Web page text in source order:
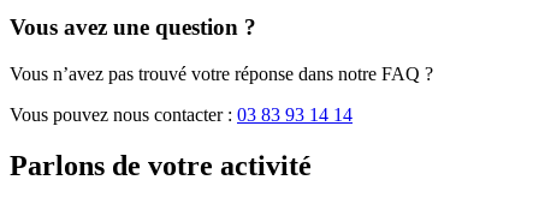
Vous avez une question ?
Vous n’avez pas trouvé votre réponse dans notre FAQ ?
Vous pouvez nous contacter : 03 83 93 14 14
Parlons de votre activité